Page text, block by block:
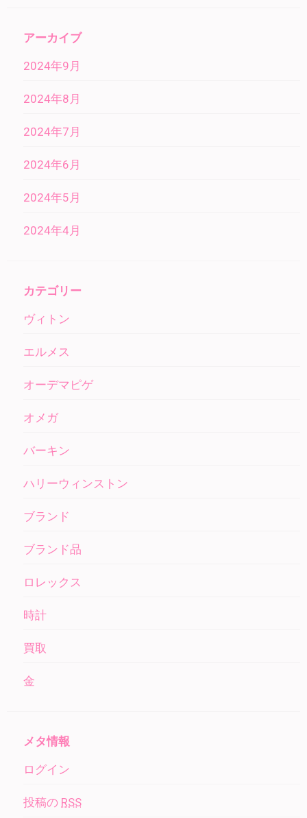
アーカイブ
2024年9月
2024年8月
2024年7月
2024年6月
2024年5月
2024年4月
カテゴリー
ヴィトン
エルメス
オーデマピゲ
オメガ
バーキン
ハリーウィンストン
ブランド
ブランド品
ロレックス
時計
買取
金
メタ情報
ログイン
投稿の RSS